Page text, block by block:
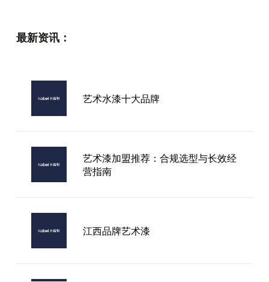
最新资讯：
艺术水漆十大品牌
艺术漆加盟推荐：合规选型与长效经
营指南
江西品牌艺术漆